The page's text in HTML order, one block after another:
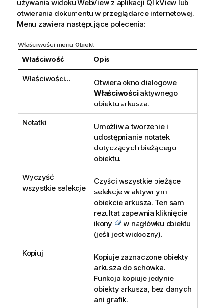
używania widoku WebView z aplikacji QlikView lub
otwierania dokumentu w przeglądarce internetowej.
Menu zawiera następujące polecenia:
Właściwości menu Obiekt
Właściwość Opis
Właściwości...
Otwiera okno dialogowe
Właściwościaktywnego
obiektu arkusza.
Notatki
Umożliwia tworzenie i
udostępnianie notatek
dotyczących bieżącego
obiektu.
Wyczyść
wszystkie selekcje
Czyści wszystkie bieżące
selekcje w aktywnym
obiekcie arkusza. Ten sam
rezultat zapewnia kliknięcie
ikony
w nagłówku obiektu
(jeśli jest widoczny).
Kopiuj
Kopiuje zaznaczone obiekty
arkusza do schowka.
Funkcja kopiuje jedynie
obiekty arkusza, bez danych
ani grafik.